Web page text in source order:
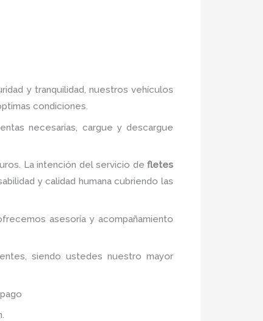
y tranquilidad, nuestros vehículos
condiciones.
necesarias, cargue y descargue
La intención del servicio de fletes
y calidad humana cubriendo las
asesoría y acompañamiento
siendo ustedes nuestro mayor